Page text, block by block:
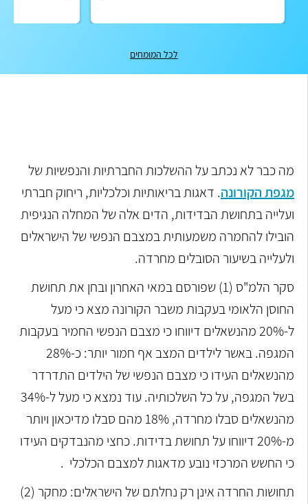
לכל המומחים
מה כבר לא נכתב על ההשלכות החברתיות והנפשיות של
מגפת הקורונה. דאגות בריאותיות וכלכליות, ריחוק חברתי
ועלייה בתחושת הבדידות, הדים אלה של המחלה הנגיפית
הובילו להחמרה משמעותית במצבם הנפשי של הישראלים
ולעלייה בשיעור הסובלים מחרדה.
סקר הלמ"ס (1) שפורסם במאי האחרון ובחן את תחושת
החוסן הלאומי בעקבות משבר הקורונה מצא כי מעל
ל-20% מהנשאלים דיווחו כי מצבם הנפשי החמיר בעקבות
המגפה. באשר לילדים המצב אף חמור יותר: כ-28%
מהנשאלים העידו כי מצבם הנפשי של הילדים התדרדר
בשל המגפה, על כל השלכותיה. עוד נמצא כי מעל ל-34%
מהנשאלים סבלו מחרדה, 18% מהם סבלו מדיכאון ויותר
מ-20% דיווחו על תחושת בדידות. כחצי מהנבדקים העידו
כי החשש המרכזי נובע מדאגות למצבם הכלכלי .
תחושות החרדה אינן רק נחלתם של הישראלים: מחקר (2)